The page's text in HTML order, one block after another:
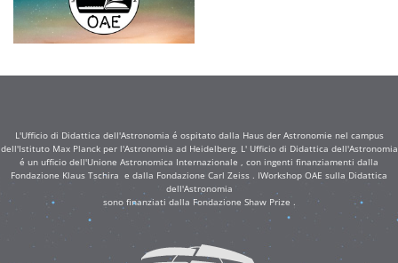
L'Ufficio di Didattica dell'Astronomia é ospitato dalla Haus der Astronomie nel campus
dell'Istituto Max Planck per l'Astronomia ad Heidelberg. L' Ufficio di Didattica dell'Astronomia
é un ufficio dell'Unione Astronomica Internazionale , con ingenti finanziamenti dalla
Fondazione Klaus Tschira e dalla Fondazione Carl Zeiss . IWorkshop OAE sulla Didattica
dell'Astronomia
sono finanziati dalla Fondazione Shaw Prize .